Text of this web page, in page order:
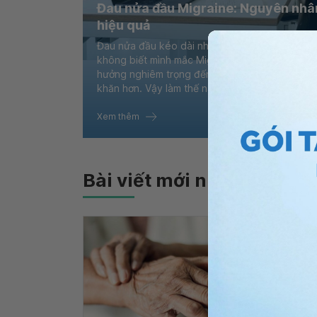
Đau nửa đầu Migraine: Nguyên
hiệu quả
Đau nửa đầu kéo dài nhiều năm là tình trạng
không biết mình mắc Migraine. Đến khi cơn
hưởng nghiêm trọng đến công việc và sinh
khăn hơn. Vậy làm thế nào để nhận diện đúng
Xem thêm
Bài viết mới nhất